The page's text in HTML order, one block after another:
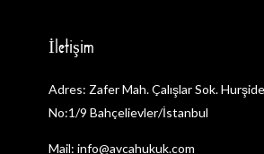
İletişim
Adres: Zafer Mah. Çalışlar Sok.
No:1/9 Bahçelievler/İstanbul
Mail: info@avcahukuk.com